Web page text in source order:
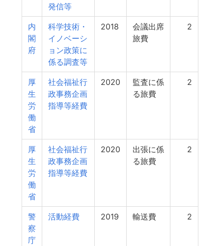
発信等
内
閣
府
科学技術・
イノベーシ
ョン政策に
係る調査等
2018
会議出席
旅費
2
厚
生
労
働
省
社会福祉行
政事務企画
指導等経費
2020
監査に係
る旅費
2
厚
生
労
働
省
社会福祉行
政事務企画
指導等経費
2020
出張に係
る旅費
2
警
察
庁
活動経費 2019 輸送費 2